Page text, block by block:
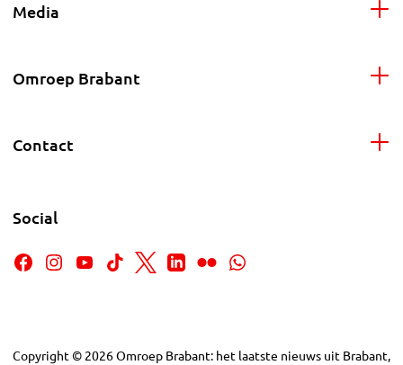
Media
Omroep Brabant
Contact
Social
Copyright © 2026Omroep Brabant: het laatste nieuws uit Brabant,